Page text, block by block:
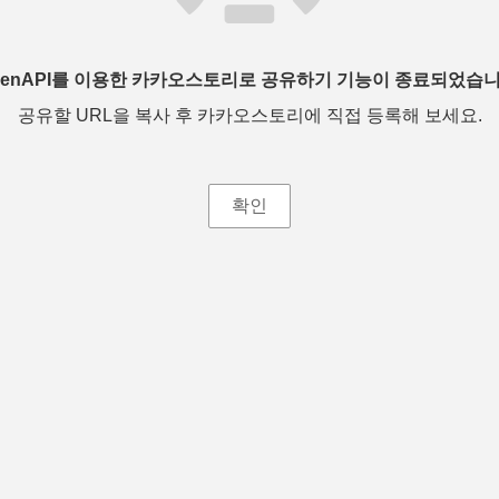
를 이용한 카카오스토리로 공유하기 기능이 종료되었습
공유할 URL을 복사 후 카카오스토리에 직접 등록해 보세요.
확인